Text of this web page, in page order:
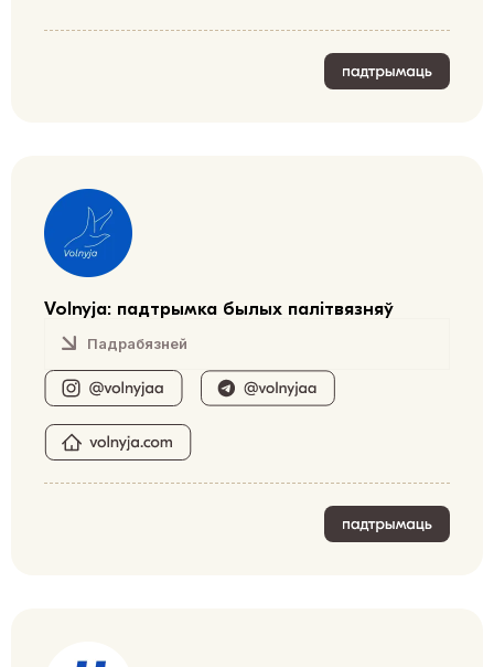
Volnyja: падтрымка былых палітвязняў
Падрабязней